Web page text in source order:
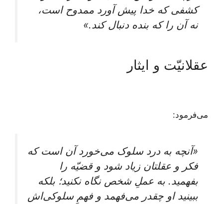
کشفی که خدا پیش آورد ممدوح است،
نه آن را که بنده دنبال کند.»
عقلانیّت و ایثار
می‌فرمود:
«آنچه به ‌درد سلوک می‌خورد آن است که
فکر و عقلتان زیاد شود و قضیّه را
بفهمید. به عملِ شخص نگاه نکنید؛ بلکه
ببینید او چقدر می‌فهمد و فهمِ‌ سلوکی‌اش